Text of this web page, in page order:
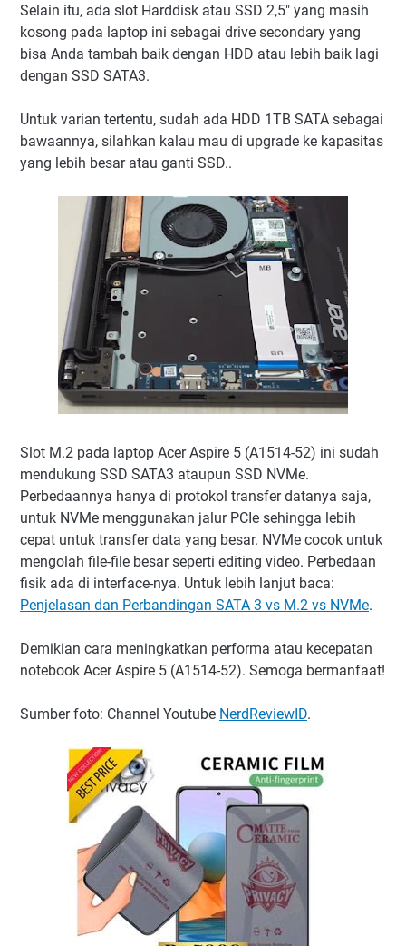
Selain itu, ada slot Harddisk atau SSD 2,5" yang masih
kosong pada laptop ini sebagai drive secondary yang
bisa Anda tambah baik dengan HDD atau lebih baik lagi
dengan SSD SATA3.
Untuk varian tertentu, sudah ada HDD 1TB SATA sebagai
bawaannya, silahkan kalau mau di upgrade ke kapasitas
yang lebih besar atau ganti SSD..
Slot M.2 pada laptop Acer Aspire 5 (A1514-52) ini sudah
mendukung SSD SATA3 ataupun SSD NVMe.
Perbedaannya hanya di protokol transfer datanya saja,
untuk NVMe menggunakan jalur PCIe sehingga lebih
cepat untuk transfer data yang besar. NVMe cocok untuk
mengolah file-file besar seperti editing video. Perbedaan
fisik ada di interface-nya. Untuk lebih lanjut baca:
Penjelasan dan Perbandingan SATA 3 vs M.2 vs NVMe.
Demikian cara meningkatkan performa atau kecepatan
notebook Acer Aspire 5 (A1514-52). Semoga bermanfaat!
Sumber foto: Channel Youtube NerdReviewID.